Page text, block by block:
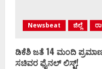
Newsbeat ಜಿಲ್ಲೆ
ಡಿಕೆಶಿ ಜತೆ 14 ಮಂದಿ
ಸಚಿವರ ಫೈನಲ್ ಲಿಸ್ಟ್‌!